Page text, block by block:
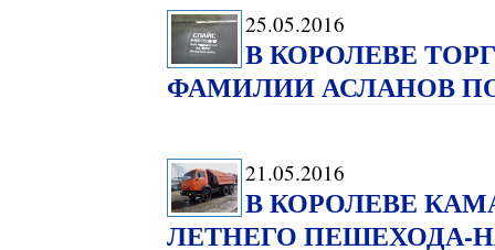
25.05.2016
В КОРОЛЕВЕ
ФАМИЛИИ АСЛАНОВ
21.05.2016
В КОРОЛЕВЕ
ЛЕТНЕГО ПЕШЕХОДА-